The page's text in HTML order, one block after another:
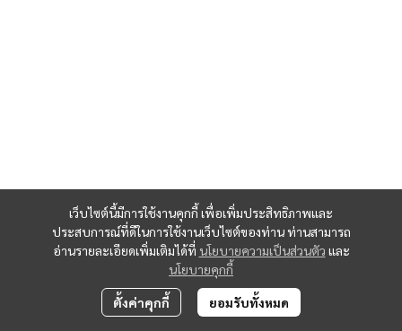
เว็บไซต์นี้มีการใช้งานคุกกี้ เพื่อเพิ่มประสิทธิภาพและ
ประสบการณ์ที่ดีในการใช้งานเว็บไซต์ของท่าน ท่านสามารถ
อ่านรายละเอียดเพิ่มเติมได้ที่ นโยบายความเป็นส่วนตัว และ
นโยบายคุกกี้
ตั้งค่าคุกกี้ ยอมรับทั้งหมด